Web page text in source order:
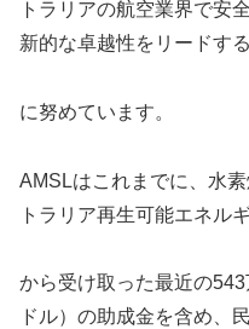
トラ リアの航空業界で安
新的な卓越性をリードす
に努めています。
AMSLはこれまでに、水
トラリア再生可能エネル
から受け取った最近の
ドル）の助成金を含め、